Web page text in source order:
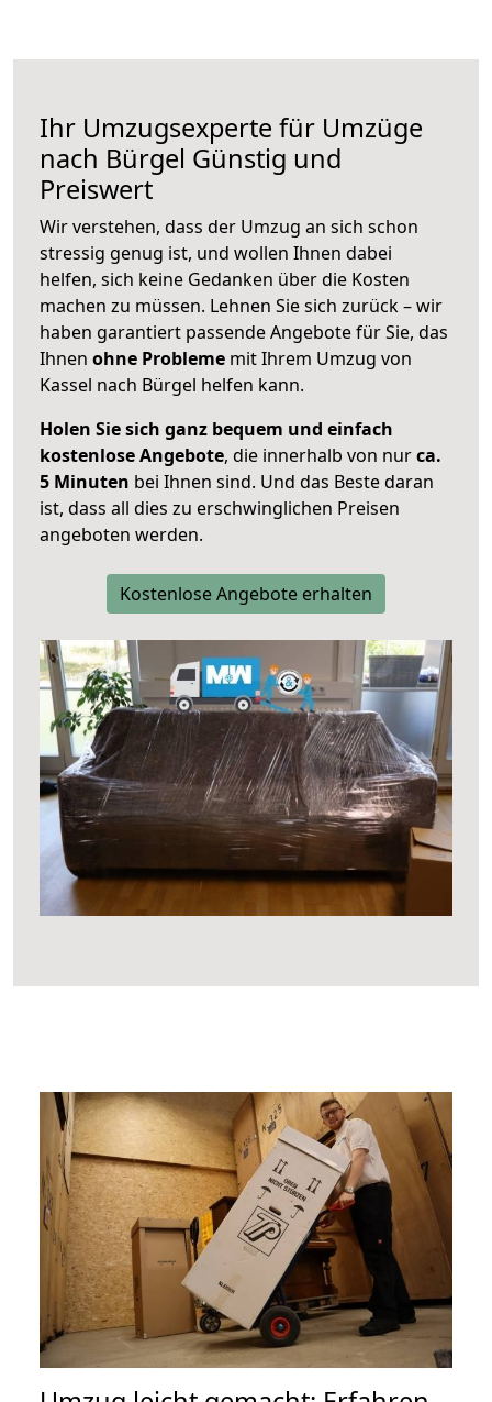
Ihr Umzugsexperte für Umzüge
nach Bürgel Günstig und
Preiswert
Wir verstehen, dass der Umzug an sich schon
stressig genug ist, und wollen Ihnen dabei
helfen, sich keine Gedanken über die Kosten
machen zu müssen. Lehnen Sie sich zurück – wir
haben garantiert passende Angebote für Sie, das
Ihnen ohne Probleme mit Ihrem Umzug von
Kassel nach Bürgel helfen kann.
Holen Sie sich ganz bequem und einfach
kostenlose Angebote, die innerhalb von nurca.
5 Minuten bei Ihnen sind. Und das Beste daran
ist, dass all dies zu erschwinglichen Preisen
angeboten werden.
Kostenlose Angebote erhalten